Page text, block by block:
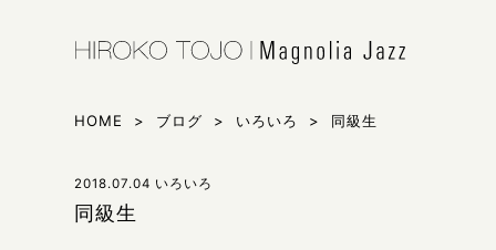
HOME > ブログ > いろいろ > 同級生
2018.07.04 いろいろ
同級生